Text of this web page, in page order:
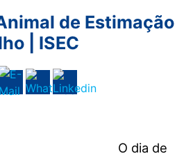
de Estimação
| ISEC
O dia de